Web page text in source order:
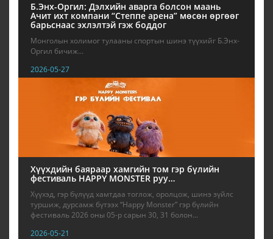
Б.Энх-Оргил: Дэлхийн аварга болсон маань
Ачит ихт компани “Степпе арена” мөсөн өргөөг
барьснаас эхлэлтэй гэж боддог
Монголын холимог тулааны спортын шинэ түүхийг Б.Энх-
Оргил бичиж...
2026-05-27
Хүүхдийн баяраар хамгийн том гэр бүлийн
фестиваль HAPPY MONSTER руу…
Хүүхэд, гэр бүлүүд хамтдаа тоглож, оролцож, шинэ зүйлс
туршиж, дурсамж бүтээх “Happy Monster” гэр бүлийн
фестиваль 2026 оны 05-р сарын 30, 31 болон...
2026-05-21